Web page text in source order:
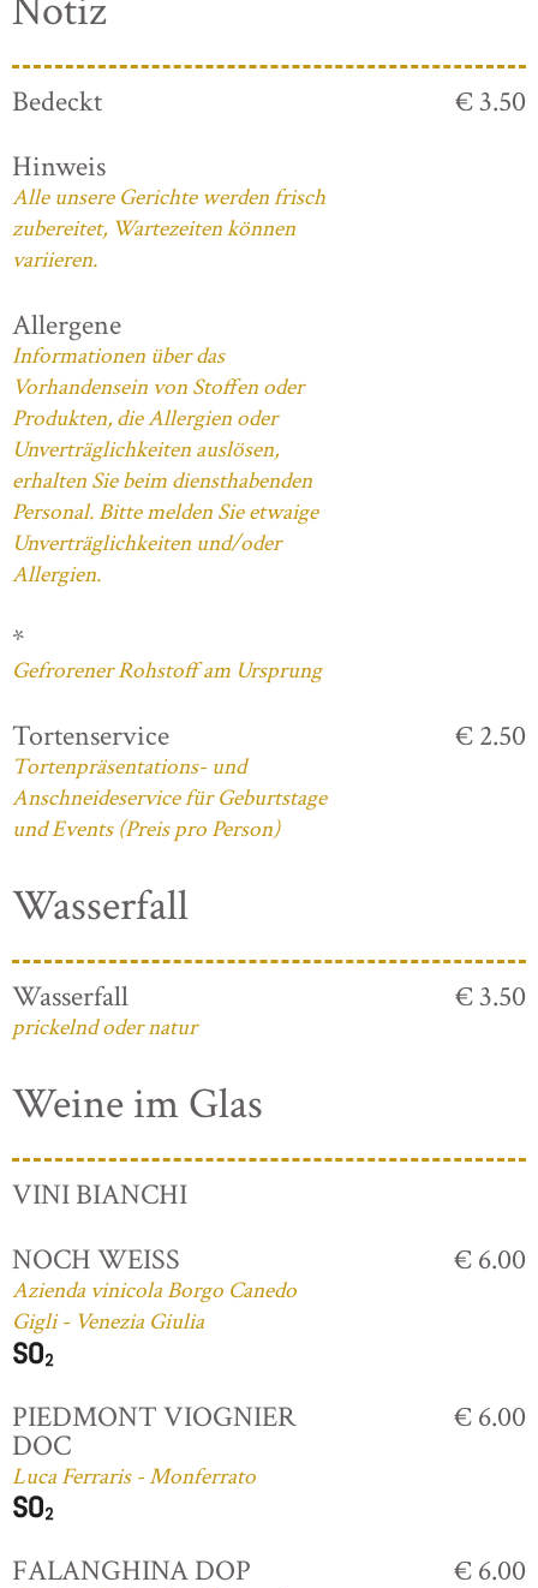
Notiz
Bedeckt
€ 3.50
Hinweis
Alle unsere Gerichte werden frisch
zubereitet, Wartezeiten können
variieren.
Allergene
Informationen über das
Vorhandensein von Stoffen oder
Produkten, die Allergien oder
Unverträglichkeiten auslösen,
erhalten Sie beim diensthabenden
Personal. Bitte melden Sie etwaige
Unverträglichkeiten und/oder
Allergien.
*
Gefrorener Rohstoff am Ursprung
Tortenservice
Tortenpräsentations- und
Anschneideservice für Geburtstage
und Events (Preis pro Person)
€ 2.50
Wasserfall
Wasserfall
prickelnd oder natur
€ 3.50
Weine im Glas
VINI BIANCHI
NOCH WEISS
Azienda vinicola Borgo Canedo
Gigli - Venezia Giulia
€ 6.00
PIEDMONT VIOGNIER
DOC
Luca Ferraris - Monferrato
€ 6.00
FALANGHINA DOP € 6.00